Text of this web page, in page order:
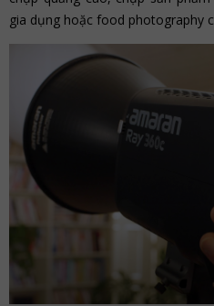
gia dụng hoặc food photography